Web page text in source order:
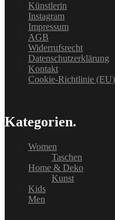
Künstlerin
Instagram
Impressum
AGB
Widerrufsrecht
Datenschutzerklärung
Kontakt
Cookie-Richtlinie (EU)
Kategorien.
Women
Taschen
Home & Deko
Kunst
Kids
Men